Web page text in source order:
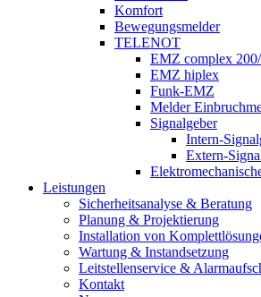
Komfort
Bewegungsmelder
TELENOT
EMZ complex
EMZ hiplex
Funk-EMZ
Melder
Signalgeber
Intern-
Extern-
Leistungen
Sicherheitsanalyse & Beratung
Planung & Projektierung​
Installation von
Wartung & Instandsetzung
Leitstellenservice &
Kontakt